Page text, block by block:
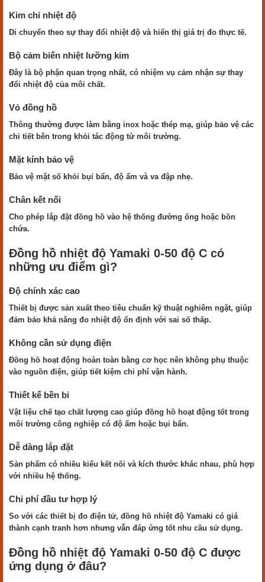
Kim chỉ nhiệt độ
Di chuyển theo sự thay đổi nhiệt độ và hiển thị giá trị đo thực tế.
Bộ cảm biến nhiệt lưỡng kim
Đây là bộ phận quan trọng nhất, có nhiệm vụ cảm nhận sự thay
đổi nhiệt độ của môi chất.
Vỏ đồng hồ
Thông thường được làm bằng inox hoặc thép mạ, giúp bảo vệ các
chi tiết bên trong khỏi tác động từ môi trường.
Mặt kính bảo vệ
Bảo vệ mặt số khỏi bụi bẩn, độ ẩm và va đập nhẹ.
Chân kết nối
Cho phép lắp đặt đồng hồ vào hệ thống đường ống hoặc bồn
chứa.
Đồng hồ nhiệt độ Yamaki 0-50 độ C có
những ưu điểm gì?
Độ chính xác cao
Thiết bị được sản xuất theo tiêu chuẩn kỹ thuật nghiêm ngặt, giúp
đảm bảo khả năng đo nhiệt độ ổn định với sai số thấp.
Không cần sử dụng điện
Đồng hồ hoạt động hoàn toàn bằng cơ học nên không phụ thuộc
vào nguồn điện, giúp tiết kiệm chi phí vận hành.
Thiết kế bền bỉ
Vật liệu chế tạo chất lượng cao giúp đồng hồ hoạt động tốt trong
môi trường công nghiệp có độ ẩm hoặc bụi bẩn.
Dễ dàng lắp đặt
Sản phẩm có nhiều kiểu kết nối và kích thước khác nhau, phù hợp
với nhiều hệ thống.
Chi phí đầu tư hợp lý
So với các thiết bị đo điện tử, đồng hồ nhiệt độ Yamaki có giá
thành cạnh tranh hơn nhưng vẫn đáp ứng tốt nhu cầu sử dụng.
Đồng hồ nhiệt độ Yamaki 0-50 độ C được
ứng dụng ở đâu?